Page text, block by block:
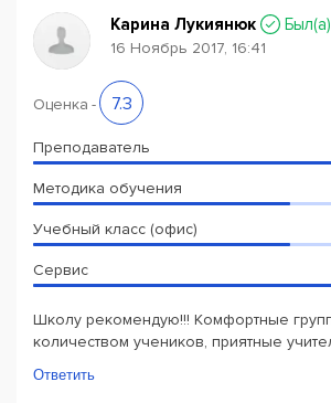
Карина Лукиянюк
16 Ноябрь 2017, 16:41
Оценка - 7.3
Преподаватель
Методика обучения
Учебный класс (офис)
Сервис
Школу рекомендую!!! Комфортные
количеством учеников, приятные
Ответить